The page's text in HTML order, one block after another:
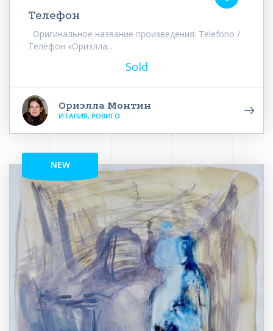
Телефон
Оригинальное название произведения: Telefono /
Телефон «Ориэлла...
Sold
Ориэлла Монтин
ИТАЛИЯ, РОВИГО
NEW